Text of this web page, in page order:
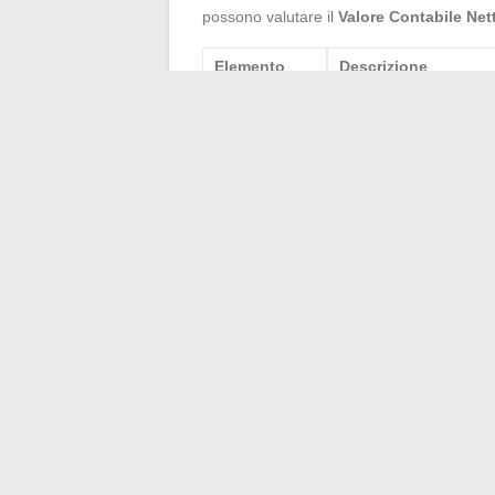
possono valutare il Valore Contabile
Elemento Descrizione